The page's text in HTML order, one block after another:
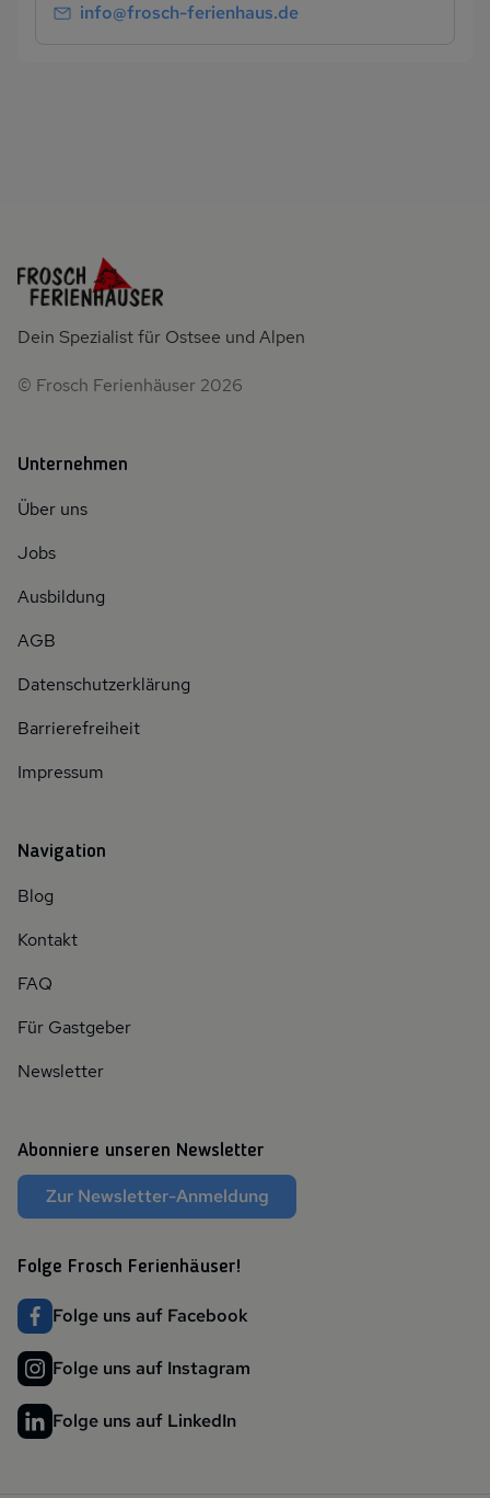
info@frosch-ferienhaus.de
Dein Spezialist für Ostsee und Alpen
© Frosch Ferienhäuser 2026
Unternehmen
Über uns
Jobs
Ausbildung
AGB
Datenschutzerklärung
Barrierefreiheit
Impressum
Navigation
Blog
Kontakt
FAQ
Für Gastgeber
Newsletter
Abonniere unseren Newsletter
Zur Newsletter-Anmeldung
Folge Frosch Ferienhäuser!
Folge uns auf Facebook
Folge uns auf Instagram
Folge uns auf LinkedIn